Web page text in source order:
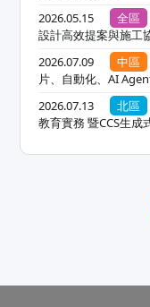
2026.05.15
全區
設計高效提案與施工
2026.07.09
中區
片、自動化、AI
2026.07.13
北區
教育實務 暨CCS生